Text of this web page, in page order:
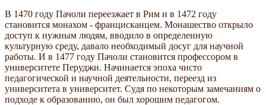
В 1470 году Пачоли переезжает в Рим и в 1472 году
становится монахом - францисканцем. Монашество открыло
доступ к нужным людям, вводило в определенную
культурную среду, давало необходимый досуг для научной
работы. И в 1477 году Пачоли становится профессором в
университете Перуджи. Начинается эпоха чисто
педагогической и научной деятельности, переезд из
университета в университет. Судя по некоторым замечаниям о
подходе к образованию, он был хорошим педагогом.